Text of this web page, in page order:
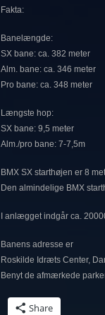
Fakta:
Banelængde:
SX bane: ca. 382 meter
Alm. bane: ca. 346 meter
Pro bane: ca. 348 meter
Længste hop:
SX bane: 9,5 meter
Alm./pro bane: 7-7,5m
BMX SX starthøjen er 8
Den almindelige BMX
I anlægget indgår ca.
Banens adresse er
Roskilde Idræts Center,
Benyt de afmærkede
Share